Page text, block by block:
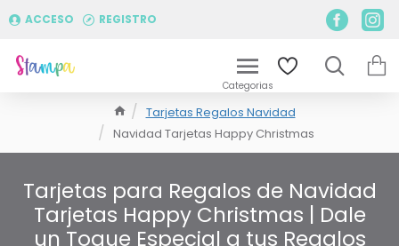
ACCESO REGISTRO
Tarjetas Regalos Navidad
Navidad Tarjetas Happy Christmas
Tarjetas para Regalos de Navidad
Tarjetas Happy Christmas | Dale
un Toque Especial a tus Regalos